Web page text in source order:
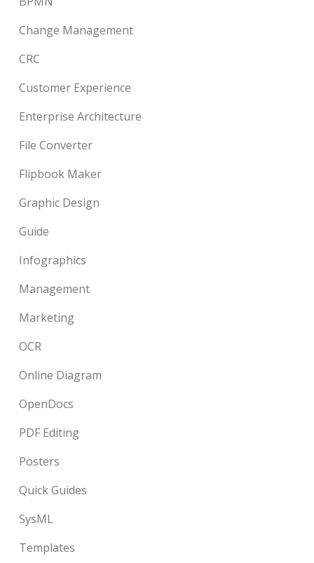
Change Management
CRC
Customer Experience
Enterprise Architecture
File Converter
Flipbook Maker
Graphic Design
Guide
Infographics
Management
Marketing
OCR
Online Diagram
OpenDocs
PDF Editing
Posters
Quick Guides
SysML
Templates